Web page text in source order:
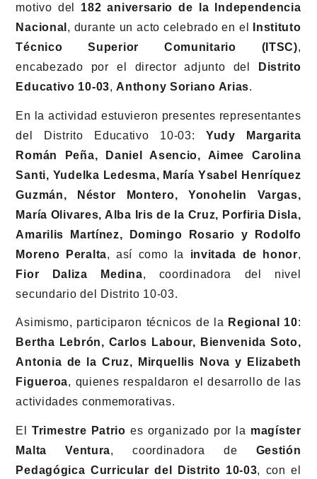
motivo del 182 aniversario de la Independencia
Nacional , durante un acto celebrado en el
Instituto
Técnico Superior Comunitario (ITSC),
encabezado por el director adjunto del
Distrito
Educativo 10-03, Anthony Soriano Arias.
En la actividad estuvieron presentes representantes
del Distrito Educativo 10-03: Yudy Margarita
Román Peña, Daniel Asencio, Aimee Carolina
Santi, Yudelka Ledesma, María Ysabel Henríquez
Guzmán, Néstor Montero, Yonohelin Vargas,
María Olivares, Alba Iris de la Cruz, Porfiria Disla,
Amarilis Martínez, Domingo Rosario y Rodolfo
Moreno Peralta, así como la invitada de honor,
Fior Daliza Medina, coordinadora del nivel
secundario del Distrito 10-03.
Asimismo, participaron técnicos de la Regional 10:
Bertha Lebrón, Carlos Labour, Bienvenida Soto,
Antonia de la Cruz, Mirquellis Nova y Elizabeth
Figueroa, quienes respaldaron el desarrollo de las
actividades conmemorativas.
ElTrimestre Patrio es organizado por la magíster
Malta Ventura, coordinadora de Gestión
Pedagógica Curricular del Distrito 10-03, con el